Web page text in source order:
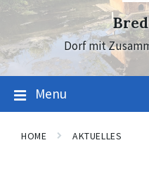
Dorf mit
Menu
HOME AKTUELLES